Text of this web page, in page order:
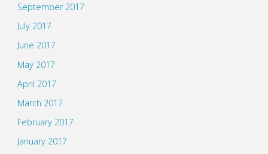
September 2017
July 2017
June 2017
May 2017
April 2017
March 2017
February 2017
January 2017